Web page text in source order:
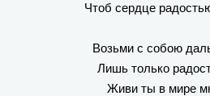
Чтоб сердце
Возьми с собою
Лишь только
Живи ты в мире